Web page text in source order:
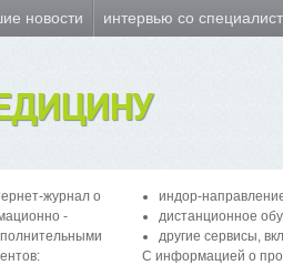
новости интервью со
журнал о
-
индор-
дистанционное
другие сервисы,
С информацией о